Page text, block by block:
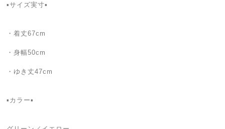
▪️サイズ実寸▪️
・着丈67cm
・身幅50cm
・ゆき丈47cm
▪️カラー▪️